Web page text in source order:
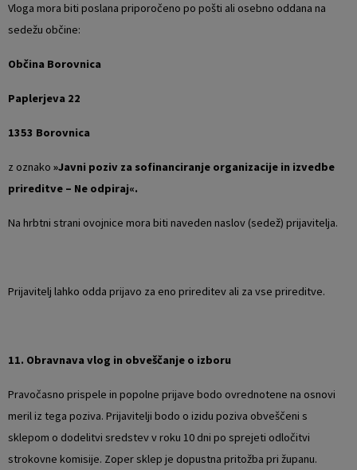
Vloga mora biti poslana priporočeno po pošti ali osebno oddana na
sedežu občine:
Občina Borovnica
Paplerjeva 22
1353 Borovnica
z oznako »Javni poziv za sofinanciranje organizacije in izvedbe
prireditve – Ne odpiraj«.
Na hrbtni strani ovojnice mora biti naveden naslov (sedež) prijavitelja.
Prijavitelj lahko odda prijavo za eno prireditev ali za vse prireditve.
11. Obravnava vlog in obveščanje o izboru
Pravočasno prispele in popolne prijave bodo ovrednotene na osnovi
meril iz tega poziva. Prijavitelji bodo o izidu poziva obveščeni s
sklepom o dodelitvi sredstev v roku 10 dni po sprejeti odločitvi
strokovne komisije. Zoper sklep je dopustna pritožba pri županu.